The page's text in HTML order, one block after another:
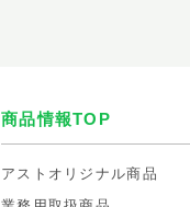
商品情報TOP
アストオリジナル商品